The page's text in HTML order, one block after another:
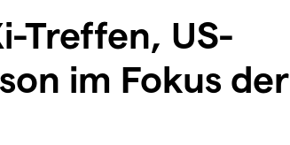
Treffen, US-
im Fokus der